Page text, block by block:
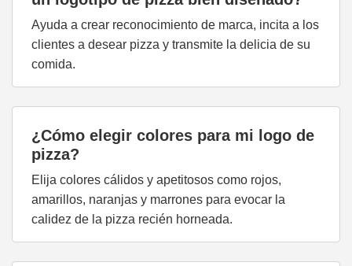
Ayuda a crear reconocimiento de marca, incita a los
clientes a desear pizza y transmite la delicia de su
comida.
¿Cómo elegir colores para mi logo de
pizza?
Elija colores cálidos y apetitosos como rojos,
amarillos, naranjas y marrones para evocar la
calidez de la pizza recién horneada.